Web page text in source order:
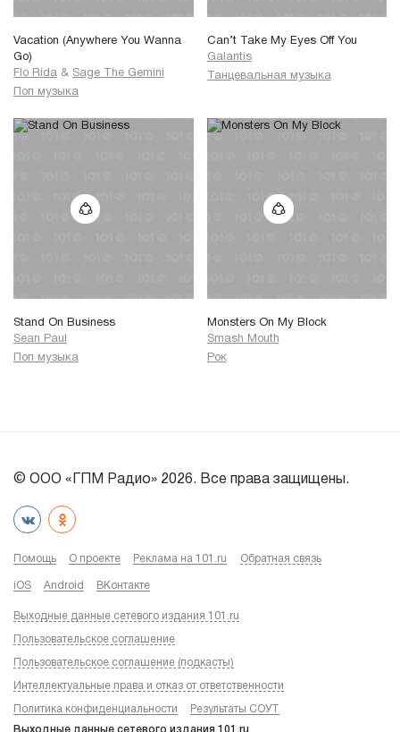
Vacation (Anywhere You Wanna
Go)
Flo Rida & Sage The Gemini
Поп музыка
Can’t Take My Eyes Off You
Galantis
Танцевальная музыка
Stand On Business
Sean Paul
Поп музыка
Monsters On My Block
Smash Mouth
Рок
© ООО «ГПМ Радио» 2026. Все права защищены.
Помощь О проекте Реклама на 101.ru Обратная связь
iOS Android ВКонтакте
Выходные данные сетевого издания 101.ru
Пользовательское соглашение
Пользовательское соглашение (подкасты)
Интеллектуальные права и отказ от ответственности
Политика конфиденциальности Результаты СОУТ